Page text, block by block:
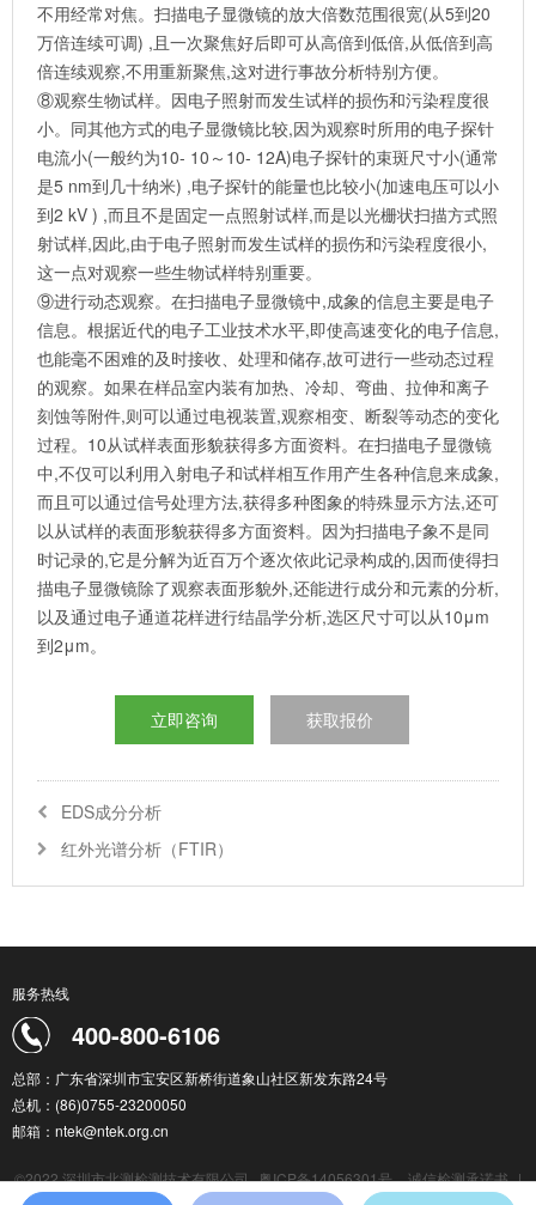
不用经常对焦。扫描电子显微镜的放大倍数范围很宽(从5到20
万倍连续可调) ,且一次聚焦好后即可从高倍到低倍,从低倍到高
倍连续观察,不用重新聚焦,这对进行事故分析特别方便。
⑧观察生物试样。因电子照射而发生试样的损伤和污染程度很
小。同其他方式的电子显微镜比较,因为观察时所用的电子探针
电流小(一般约为10- 10～10- 12A)电子探针的束斑尺寸小(通常
是5 nm到几十纳米) ,电子探针的能量也比较小(加速电压可以小
到2 kV ) ,而且不是固定一点照射试样,而是以光栅状扫描方式照
射试样,因此,由于电子照射而发生试样的损伤和污染程度很小,
这一点对观察一些生物试样特别重要。
⑨进行动态观察。在扫描电子显微镜中,成象的信息主要是电子
信息。根据近代的电子工业技术水平,即使高速变化的电子信息,
也能毫不困难的及时接收、处理和储存,故可进行一些动态过程
的观察。如果在样品室内装有加热、冷却、弯曲、拉伸和离子
刻蚀等附件,则可以通过电视装置,观察相变、断裂等动态的变化
过程。10从试样表面形貌获得多方面资料。在扫描电子显微镜
中,不仅可以利用入射电子和试样相互作用产生各种信息来成象,
而且可以通过信号处理方法,获得多种图象的特殊显示方法,还可
以从试样的表面形貌获得多方面资料。因为扫描电子象不是同
时记录的,它是分解为近百万个逐次依此记录构成的,因而使得扫
描电子显微镜除了观察表面形貌外,还能进行成分和元素的分析,
以及通过电子通道花样进行结晶学分析,选区尺寸可以从10μm
到2μm。
立即咨询 获取报价
EDS成分分析
红外光谱分析（FTIR）
服务热线
400-800-6106
总部：广东省深圳市宝安区新桥街道象山社区新发东路24号
总机：(86)0755-23200050
邮箱：ntek@ntek.org.cn
©2022 深圳市北测检测技术有限公司 粤ICP备14056301号 诚信检测承诺书 |